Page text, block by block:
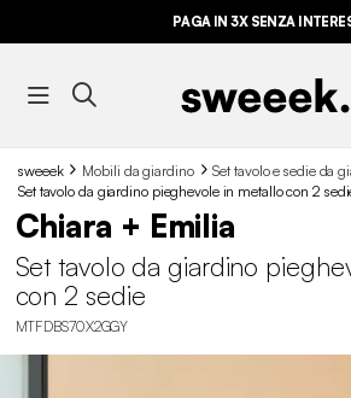
PAGA IN 3X SENZA
sweeek Mobili da giardino
Set tavolo e sedie da
Set tavolo da giardino pieghevole in metallo con 2
Chiara + Emilia
Set tavolo da giardino
con 2 sedie
MTFDBS70X2GGY